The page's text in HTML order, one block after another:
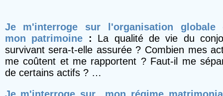
Je m'interroge sur l'organisation globale
mon patrimoine
: La qualité de vie du
survivant sera-t-elle assurée ? Combien mes
me coûtent et me rapportent ? Faut-il me
de certains actifs ? …